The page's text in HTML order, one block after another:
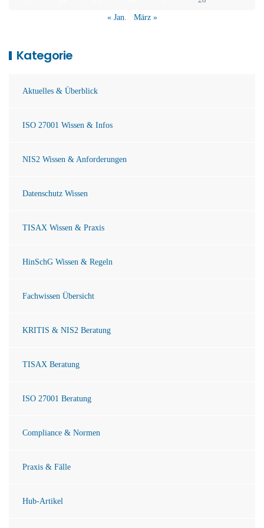
« Jan.
März »
Kategorie
Aktuelles & Überblick
ISO 27001 Wissen & Infos
NIS2 Wissen & Anforderungen
Datenschutz Wissen
TISAX Wissen & Praxis
HinSchG Wissen & Regeln
Fachwissen Übersicht
KRITIS & NIS2 Beratung
TISAX Beratung
ISO 27001 Beratung
Compliance & Normen
Praxis & Fälle
Hub-Artikel